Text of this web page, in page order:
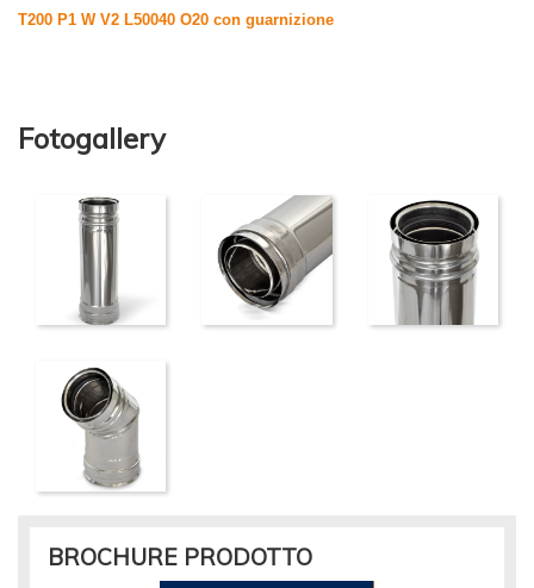
T200 P1 W V2 L50040 O20 con guarnizione
Fotogallery
BROCHURE PRODOTTO